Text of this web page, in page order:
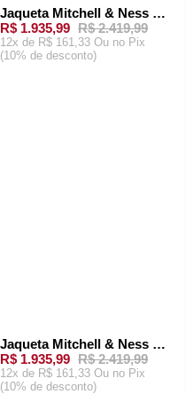
-20%
Jaqueta Mitchell & Ness Team OG 2.0 Anorak Windbreaker Vintage Logo Dallas Cowboys Preta
R$ 1.935,99 R$ 2.419,99
12x de R$ 161,33 Ou no Pix
(10% de desconto)
-20%
Jaqueta Mitchell & Ness Team OG 2.0 Anorak Windbreaker Vintage Logo Philadelphia Eagles Preta
R$ 1.935,99 R$ 2.419,99
12x de R$ 161,33 Ou no Pix
(10% de desconto)